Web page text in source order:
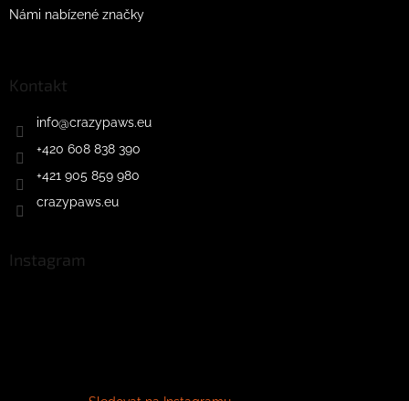
Námi nabízené značky
Kontakt
info@crazypaws.eu
+420 608 838 390
+421 905 859 980
crazypaws.eu
Instagram